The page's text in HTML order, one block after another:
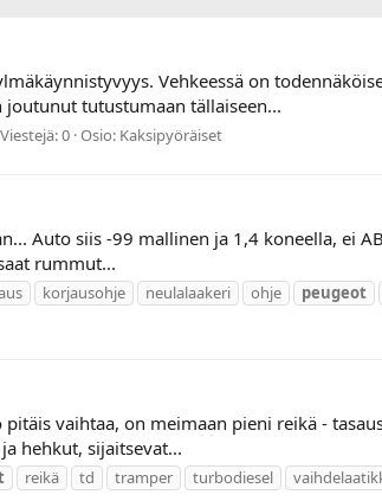
Vehkeessä on
tutustumaan tällaiseen...
Viestejä: 0 Osio: Kaksipyöräiset
Auto siis -99 mallinen ja 1,4 koneella, ei
rummut...
korjausohje neulalaakeri ohje peugeot
vaihtaa, on meimaan pieni reikä -
hehkut, sijaitsevat...
reikä td tramper turbodiesel